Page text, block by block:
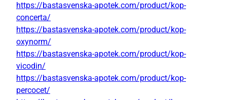
https://bastasvenska-apotek.com/product/kop-
concerta/
https://bastasvenska-apotek.com/product/kop-
oxynorm/
https://bastasvenska-apotek.com/product/kop-
vicodin/
https://bastasvenska-apotek.com/product/kop-
percocet/